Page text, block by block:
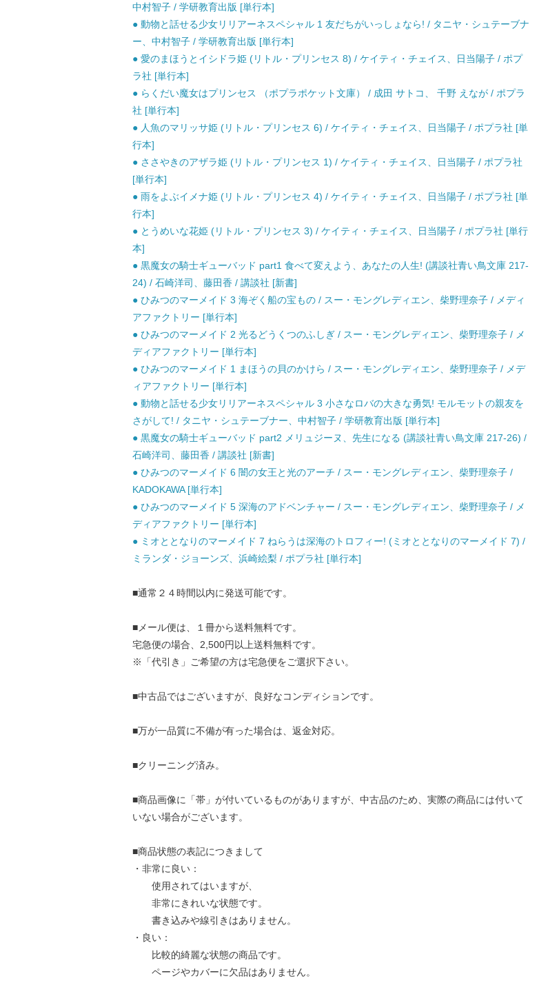
中村智子 / 学研教育出版 [単行本]
● 動物と話せる少女リリアーネスペシャル 1 友だちがいっしょなら! / タニヤ・シュテーブナ
ー、中村智子 / 学研教育出版 [単行本]
● 愛のまほうとイシドラ姫 (リトル・プリンセス 8) / ケイティ・チェイス、日当陽子 / ポプ
ラ社 [単行本]
● らくだい魔女はプリンセス （ポプラポケット文庫） / 成田 サトコ、 千野 えなが / ポプラ
社 [単行本]
● 人魚のマリッサ姫 (リトル・プリンセス 6) / ケイティ・チェイス、日当陽子 / ポプラ社 [単
行本]
● ささやきのアザラ姫 (リトル・プリンセス 1) / ケイティ・チェイス、日当陽子 / ポプラ社
[単行本]
● 雨をよぶイメナ姫 (リトル・プリンセス 4) / ケイティ・チェイス、日当陽子 / ポプラ社 [単
行本]
● とうめいな花姫 (リトル・プリンセス 3) / ケイティ・チェイス、日当陽子 / ポプラ社 [単行
本]
● 黒魔女の騎士ギューバッド part1 食べて変えよう、あなたの人生! (講談社青い鳥文庫 217-
24) / 石崎洋司、藤田香 / 講談社 [新書]
● ひみつのマーメイド 3 海ぞく船の宝もの / スー・モングレディエン、柴野理奈子 / メディ
アファクトリー [単行本]
● ひみつのマーメイド 2 光るどうくつのふしぎ / スー・モングレディエン、柴野理奈子 / メ
ディアファクトリー [単行本]
● ひみつのマーメイド 1 まほうの貝のかけら / スー・モングレディエン、柴野理奈子 / メデ
ィアファクトリー [単行本]
● 動物と話せる少女リリアーネスペシャル 3 小さなロバの大きな勇気! モルモットの親友を
さがして! / タニヤ・シュテーブナー、中村智子 / 学研教育出版 [単行本]
● 黒魔女の騎士ギューバッド part2 メリュジーヌ、先生になる (講談社青い鳥文庫 217-26) /
石崎洋司、藤田香 / 講談社 [新書]
● ひみつのマーメイド 6 闇の女王と光のアーチ / スー・モングレディエン、柴野理奈子 /
KADOKAWA [単行本]
● ひみつのマーメイド 5 深海のアドベンチャー / スー・モングレディエン、柴野理奈子 / メ
ディアファクトリー [単行本]
● ミオととなりのマーメイド 7 ねらうは深海のトロフィー! (ミオととなりのマーメイド 7) /
ミランダ・ジョーンズ、浜崎絵梨 / ポプラ社 [単行本]
■通常２４時間以内に発送可能です。
■メール便は、１冊から送料無料です。
宅急便の場合、2,500円以上送料無料です。
※「代引き」ご希望の方は宅急便をご選択下さい。
■中古品ではございますが、良好なコンディションです。
■万が一品質に不備が有った場合は、返金対応。
■クリーニング済み。
■商品画像に「帯」が付いているものがありますが、中古品のため、実際の商品には付いて
いない場合がございます。
■商品状態の表記につきまして
・非常に良い：
使用されてはいますが、
非常にきれいな状態です。
書き込みや線引きはありません。
・良い：
比較的綺麗な状態の商品です。
ページやカバーに欠品はありません。